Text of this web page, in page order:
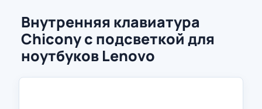
Внутренняя клавиатура
Chicony с подсветкой для
ноутбуков Lenovo